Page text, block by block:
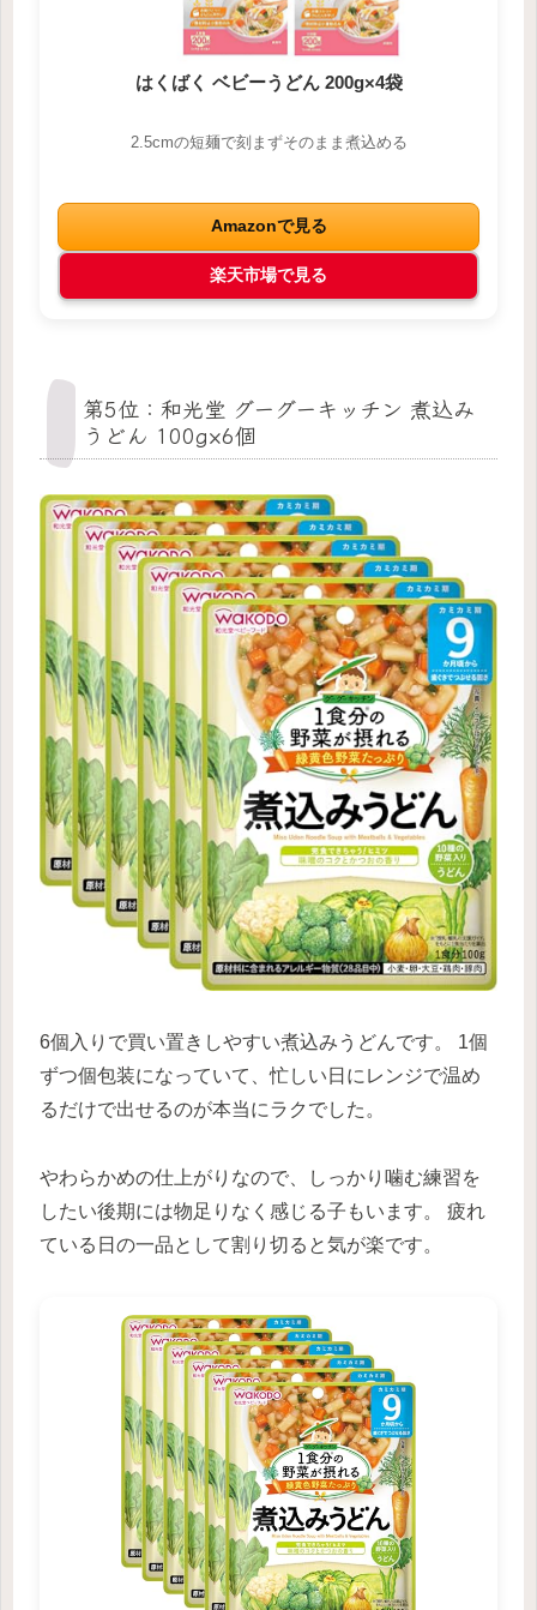
はくばく ベビーうどん 200g×4袋
2.5cmの短麺で刻まずそのまま煮込める
Amazonで見る
楽天市場で見る
第5位：和光堂 グーグーキッチン 煮込み
うどん 100g×6個
6個入りで買い置きしやすい煮込みうどんです。 1個
ずつ個包装になっていて、忙しい日にレンジで温め
るだけで出せるのが本当にラクでした。
やわらかめの仕上がりなので、しっかり噛む練習を
したい後期には物足りなく感じる子もいます。 疲れ
ている日の一品として割り切ると気が楽です。